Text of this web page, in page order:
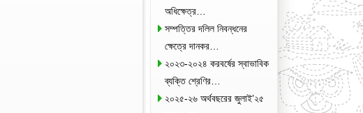
অধিক্ষেত্র…
সম্পত্তির দলিল নিবন্ধনের
ক্ষেত্রে দানকর…
২০২৩-২০২৪ করবর্ষের স্বাভাবিক
ব্যক্তি শ্রেণির…
২০২৫-২৬ অর্থবছরের জুলাই’২৫